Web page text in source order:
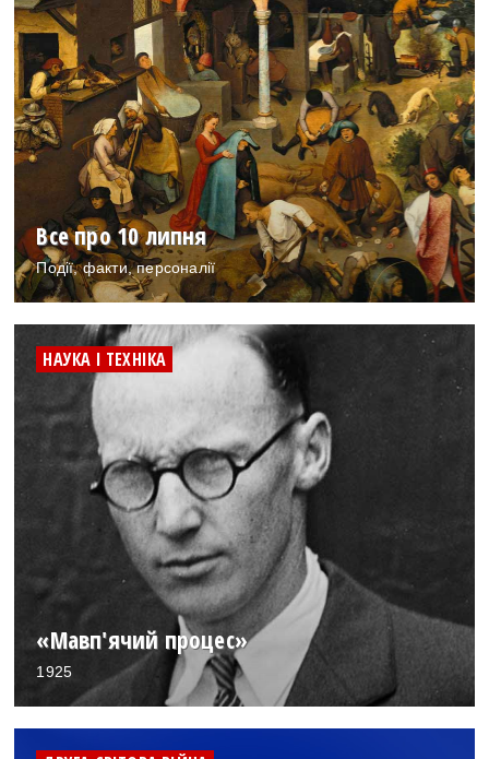
Все про 10 липня
Події, факти, персоналії
НАУКА І ТЕХНІКА
«Мавп'ячий процес»
1925